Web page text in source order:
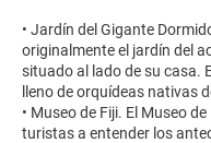
• Jardín del Gigante
originalmente el jardín del
situado al lado de su casa.
lleno de orquídeas nativas
• Museo de Fiji. El Museo
turistas a entender los